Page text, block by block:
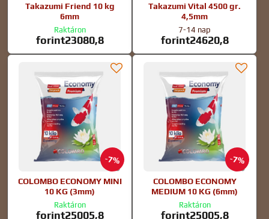
Takazumi Friend 10 kg
6mm
Raktáron
forint23080,8
Takazumi Vital 4500 gr.
4,5mm
7-14 nap
forint24620,8
7%
COLOMBO ECONOMY MINI
10 KG (3mm)
Raktáron
forint25005,8
7%
COLOMBO ECONOMY
MEDIUM 10 KG (6mm)
Raktáron
forint25005,8